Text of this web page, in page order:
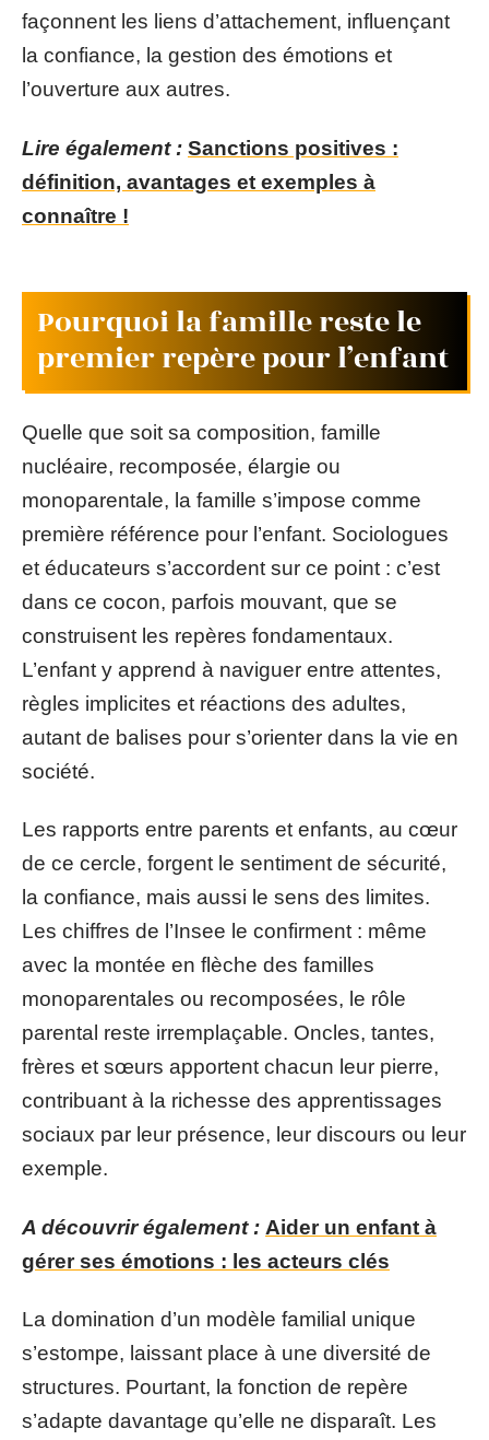
façonnent les liens d’attachement, influençant
la confiance, la gestion des émotions et
l’ouverture aux autres.
Lire également : Sanctions positives :
définition, avantages et exemples à
connaître !
Pourquoi la famille reste le
premier repère pour l’enfant
Quelle que soit sa composition, famille
nucléaire, recomposée, élargie ou
monoparentale, la famille s’impose comme
première référence pour l’enfant. Sociologues
et éducateurs s’accordent sur ce point : c’est
dans ce cocon, parfois mouvant, que se
construisent les repères fondamentaux.
L’enfant y apprend à naviguer entre attentes,
règles implicites et réactions des adultes,
autant de balises pour s’orienter dans la vie en
société.
Les rapports entre parents et enfants, au cœur
de ce cercle, forgent le sentiment de sécurité,
la confiance, mais aussi le sens des limites.
Les chiffres de l’Insee le confirment : même
avec la montée en flèche des familles
monoparentales ou recomposées, le rôle
parental reste irremplaçable. Oncles, tantes,
frères et sœurs apportent chacun leur pierre,
contribuant à la richesse des apprentissages
sociaux par leur présence, leur discours ou leur
exemple.
A découvrir également : Aider un enfant à
gérer ses émotions : les acteurs clés
La domination d’un modèle familial unique
s’estompe, laissant place à une diversité de
structures. Pourtant, la fonction de repère
s’adapte davantage qu’elle ne disparaît. Les